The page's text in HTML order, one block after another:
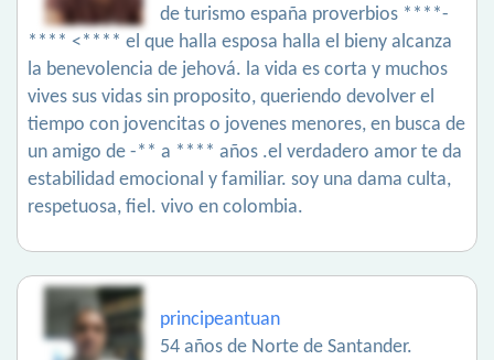
de turismo españa proverbios ****-
**** <**** el que halla esposa halla el bieny alcanza
la benevolencia de jehová. la vida es corta y muchos
vives sus vidas sin proposito, queriendo devolver el
tiempo con jovencitas o jovenes menores, en busca de
un amigo de -** a **** años .el verdadero amor te da
estabilidad emocional y familiar. soy una dama culta,
respetuosa, fiel. vivo en colombia.
principeantuan
54 años de Norte de Santander.